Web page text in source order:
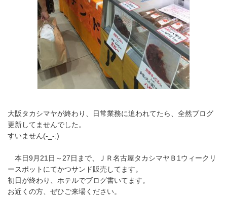
大阪タカシマヤが終わり、日常業務に追われてたら、全然ブログ
更新してませんでした。
すいません(-_-;)
本日9月21日～27日まで、ＪＲ名古屋タカシマヤＢ1ウィークリ
ースポットにてかつサンド販売してます。
初日が終わり、ホテルでブログ書いてます。
お近くの方、ぜひご来場ください。